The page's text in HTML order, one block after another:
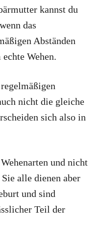
kannst du
das
Abständen
Wehen.
nicht die gleiche
sich also in
und nicht
alle dienen aber
und sind
Teil der